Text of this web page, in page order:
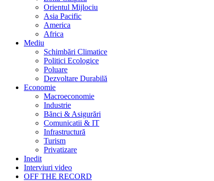
Orientul Mijlociu
Asia Pacific
America
Africa
Mediu
Schimbări Climatice
Politici Ecologice
Poluare
Dezvoltare Durabilă
Economie
Macroeconomie
Industrie
Bănci & Asigurări
Comunicatii & IT
Infrastructură
Turism
Privatizare
Inedit
Interviuri video
OFF THE RECORD